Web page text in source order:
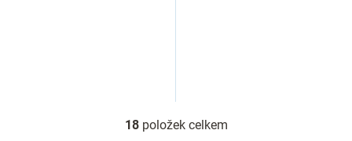
O
18položek celkem